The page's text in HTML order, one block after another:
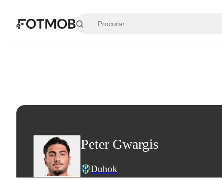
Peter Gwargis
Duhok